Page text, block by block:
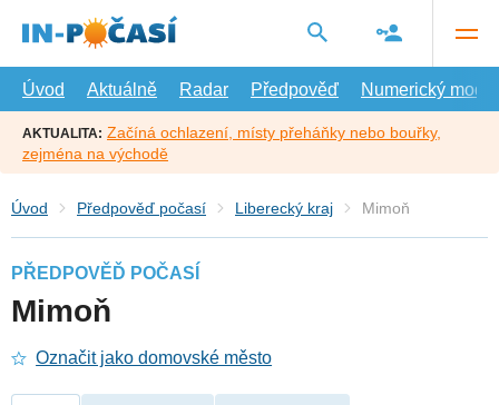
hlavní
Úvod
Aktuálně Radar Předpověď Numerický model
AKTUALITA: Začíná ochlazení, místy přeháňky nebo bouřky,
zejména na východě
Úvod Předpověď počasí Liberecký kraj Mimoň
PŘEDPOVĚĎ POČASÍ
Mimoň
Označit jako domovské město